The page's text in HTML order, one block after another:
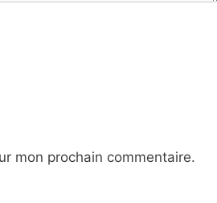
mon prochain commentaire.